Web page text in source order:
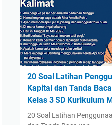
20 Soal Latihan
Kapital dan Tanda
Kelas 3 SD Kurikulum
20 Soal Latihan